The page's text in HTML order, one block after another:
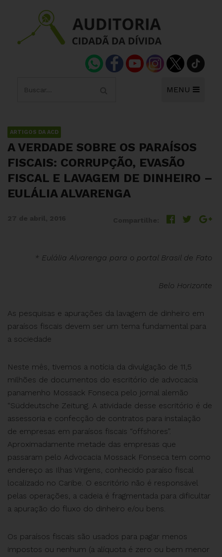
MENU
ARTIGOS DA ACD
A VERDADE SOBRE OS PARAÍSOS
FISCAIS: CORRUPÇÃO, EVASÃO
FISCAL E LAVAGEM DE DINHEIRO –
EULÁLIA ALVARENGA
* Eulália Alvarenga para o portal Brasil de Fato
Belo Horizonte
As pesquisas e apurações da lavagem de dinheiro em
paraísos fiscais devem ser um tema fundamental para
a sociedade
Neste mês, tivemos a notícia da divulgação de 11,5
milhões de documentos do escritório de advocacia
panamenho Mossack Fonseca pelo jornal alemão
“Süddeutsche Zeitung. A atividade desse escritório é de
assessoria e confecção de contratos para instalação
de empresas em paraísos fiscais “offshores”.
Aproximadamente metade das empresas que
passaram pelo Advocacia Mossack Fonseca tem como
endereço as Ilhas Virgens, conhecido paraíso fiscal
localizado no Caribe. O escritório não é responsável
pelas operações, a cadeia é fragmentada para dificultar
a apuração do fluxo do dinheiro e/ou bens.
Os paraísos fiscais são usados para pagar menos
impostos ou nenhum (a alíquota é zero ou bem menor